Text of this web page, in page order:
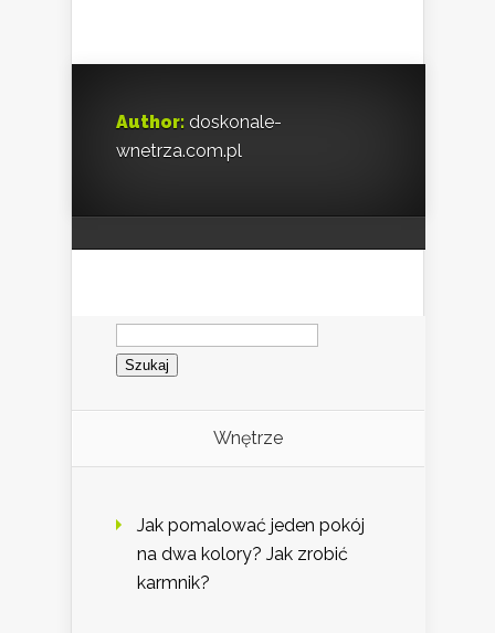
Author: doskonale-
wnetrza.com.pl
Szukaj:
Wnętrze
Jak pomalować jeden pokój
na dwa kolory? Jak zrobić
karmnik?